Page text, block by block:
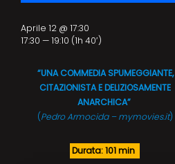
“UNA COMMEDIA SPUMEGGIANTE,
CITAZIONISTA E DELIZIOSAMENTE
ANARCHICA”
(Pedro Armocida – mymovies.it)
Durata: 101 min
Aprile 12 @ 17:30
17:30 — 19:10 (1h 40′)